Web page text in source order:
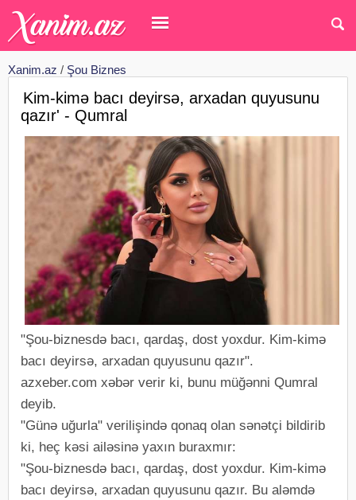
Xanim.az / Şou Biznes
Kim-kimə bacı deyirsə, arxadan quyusunu
qazır' - Qumral
"Şou-biznesdə bacı, qardaş, dost yoxdur. Kim-kimə
bacı deyirsə, arxadan quyusunu qazır".
azxeber.com xəbər verir ki, bunu müğənni Qumral
deyib.
"Günə uğurla" verilişində qonaq olan sənətçi bildirib
ki, heç kəsi ailəsinə yaxın buraxmır:
"Şou-biznesdə bacı, qardaş, dost yoxdur. Kim-kimə
bacı deyirsə, arxadan quyusunu qazır. Bu aləmdə